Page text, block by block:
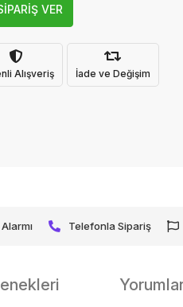
VER
Alışveriş İade ve Değişim
Telefonla Sipariş